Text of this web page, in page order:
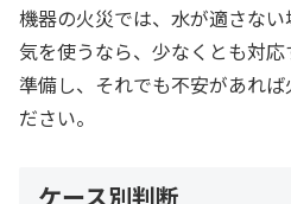
機器の火災では、水が適さな
気を使うなら、少なくとも対
準備し、それでも不安があれ
ださい。
ケース別判断